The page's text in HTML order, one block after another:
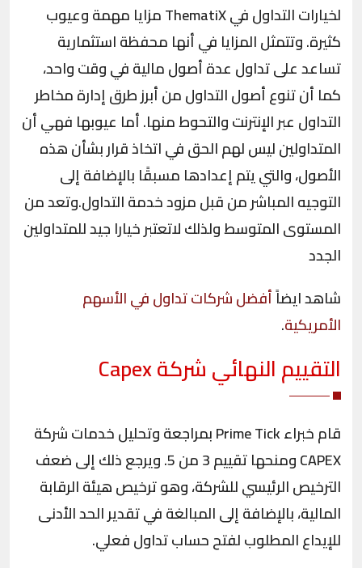
لخيارات التداول في ThematiX مزايا مهمة وعيوب
كثيرة. وتتمثل المزايا في أنها محفظة استثمارية
تساعد على تداول عدة أصول مالية في وقت واحد،
كما أن تنوع أصول التداول من أبرز طرق إدارة مخاطر
التداول عبر الإنترنت والتحوط منها. أما عيوبها فهي أن
المتداولين ليس لهم الحق في اتخاذ قرار بشأن هذه
الأصول، والتي يتم إعدادها مسبقًا بالإضافة إلى
التوجيه المباشر من قبل مزود خدمة التداول.وتعد من
المستوى المتوسط ولذلك لاتعتبر خيارا جيد للمتداولين
الجدد
شاهد ايضاًأفضل شركات تداول في الأسهم
الأمريكية.
التقييم النهائي شركةCapex
قام خبراء Prime Tick بمراجعة وتحليل خدمات شركة
CAPEX ومنحها تقييم 3 من 5. ويرجع ذلك إلى ضعف
الترخيص الرئيسي للشركة، وهو ترخيص هيئة الرقابة
المالية، بالإضافة إلى المبالغة في تقدير الحد الأدنى
للإيداع المطلوب لفتح حساب تداول فعلي.